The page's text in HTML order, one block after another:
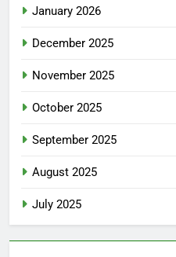
January 2026
December 2025
November 2025
October 2025
September 2025
August 2025
July 2025